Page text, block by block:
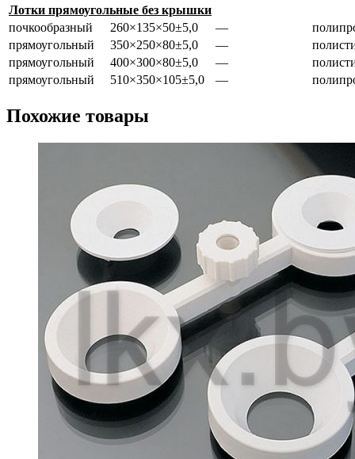
Лотки прямоугольные без крышки
почкообразный
260×135×50±5,0 —
прямоугольный
350×250×80±5,0 —
прямоугольный
400×300×80±5,0 —
прямоугольный
510×350×105±5,0 —
Похожие товары